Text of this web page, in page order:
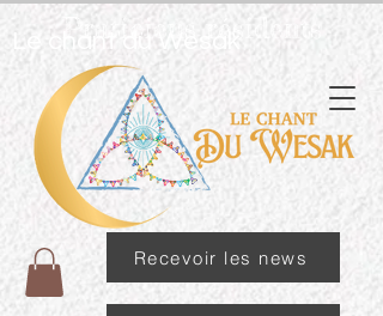
Le chant du Wesak
Recevoir les news
Praticiens résidents